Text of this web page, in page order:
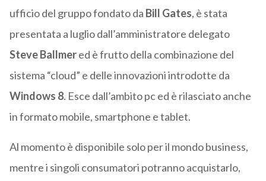
ufficio del gruppo fondato da Bill Gates, è stata
presentata a luglio dall’amministratore delegato
Steve Ballmered è frutto della combinazione del
sistema “cloud” e delle innovazioni introdotte da
Windows 8. Esce dall’ambito pc ed è rilasciato anche
in formato mobile, smartphone e tablet.
Al momento è disponibile solo per il mondo business,
mentre i singoli consumatori potranno acquistarlo,